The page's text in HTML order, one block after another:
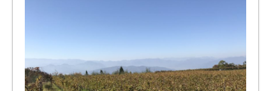
ー
ジ・